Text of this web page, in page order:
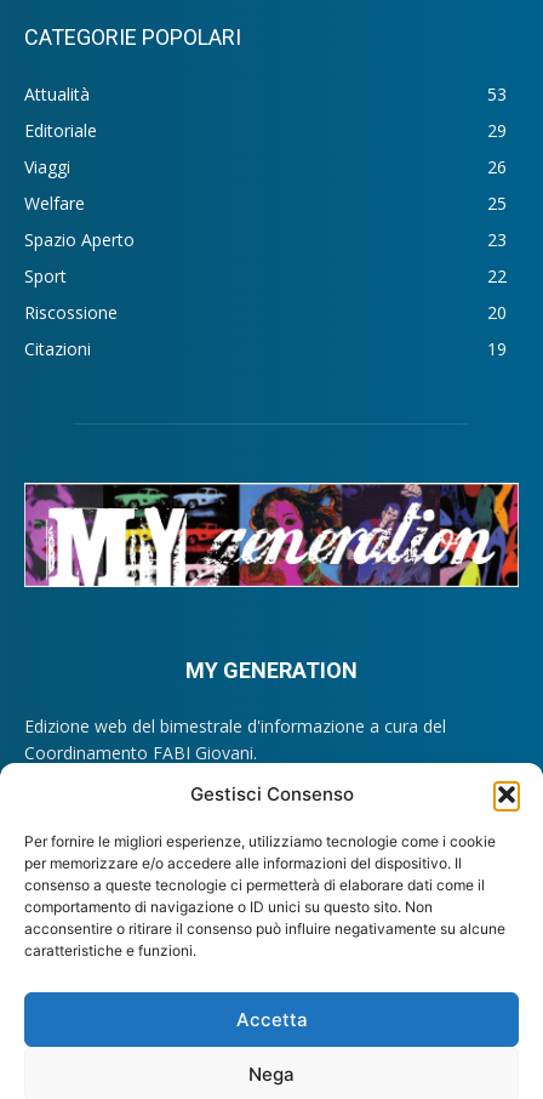
Gestisci Consenso
Per fornire le migliori esperienze, utilizziamo tecnologie come i cookie
per memorizzare e/o accedere alle informazioni del dispositivo. Il
consenso a queste tecnologie ci permetterà di elaborare dati come il
comportamento di navigazione o ID unici su questo sito. Non
acconsentire o ritirare il consenso può influire negativamente su alcune
caratteristiche e funzioni.
Accetta
Nega
CATEGORIE POPOLARI
Attualità
53
Editoriale
29
Viaggi
26
Welfare
25
Spazio Aperto
23
Sport
22
Riscossione
20
Citazioni
19
MY GENERATION
Edizione web del bimestrale d'informazione a cura del
Coordinamento FABI Giovani.
Direttore Responsabile: Lando Maria Sileoni
Contattaci:giovani@fabi.it